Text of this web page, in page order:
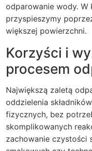
odparowanie wody. W
przyspieszymy
większej powierzchni.
Korzyści i
procesem
Największą zaletą
oddzielenia
fizycznych, bez
skomplikowanych
zachowanie czystości